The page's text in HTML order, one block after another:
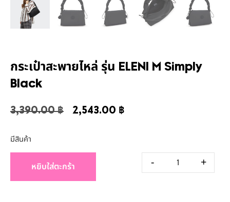
กระเป๋าสะพายไหล่ รุ่น ELENI M Simply
Black
3,390.00฿ 2,543.00 ฿
มีสินค้า
- +
หยิบใส่ตะกร้า